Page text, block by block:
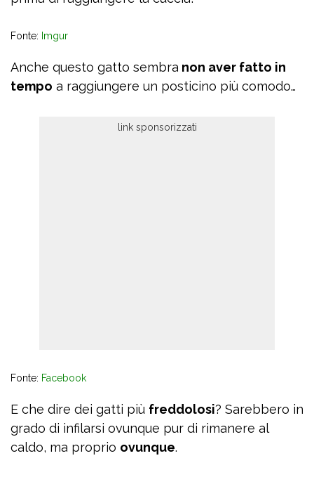
Fonte: Imgur
Anche questo gatto sembra non aver fatto in
tempo a raggiungere un posticino più comodo…
Fonte: Facebook
E che dire dei gatti più freddolosi? Sarebbero in
grado di infilarsi ovunque pur di rimanere al
caldo, ma proprio ovunque.